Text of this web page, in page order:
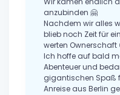
anzubinden 🤗
Nachdem wir alles
blieb noch Zeit für
werten Ownerschaft
Ich hoffe auf bald
Abenteuer und
gigantischen Spaß
Anreise aus Berlin